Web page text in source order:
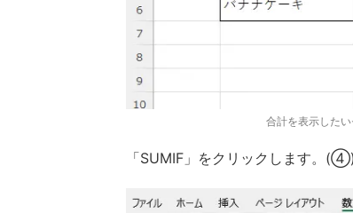
合計を表示した
「SUMIF」をクリックします。(④)